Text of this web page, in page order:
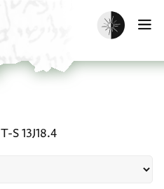
Enable dark
T-S 13J18.4